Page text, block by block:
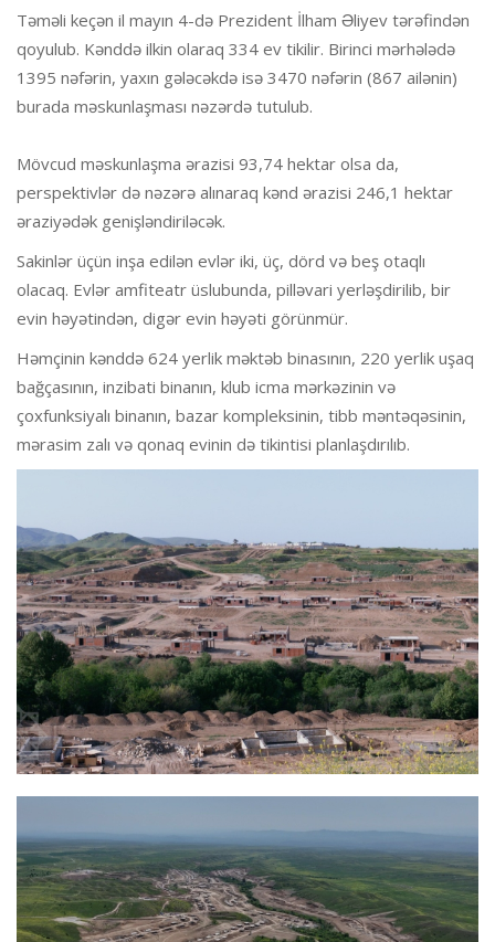
Təməli keçən il mayın 4-də Prezident İlham Əliyev tərəfindən
qoyulub. Kənddə ilkin olaraq 334 ev tikilir. Birinci mərhələdə
1395 nəfərin, yaxın gələcəkdə isə 3470 nəfərin (867 ailənin)
burada məskunlaşması nəzərdə tutulub.
Mövcud məskunlaşma ərazisi 93,74 hektar olsa da,
perspektivlər də nəzərə alınaraq kənd ərazisi 246,1 hektar
əraziyədək genişləndiriləcək.
Sakinlər üçün inşa edilən evlər iki, üç, dörd və beş otaqlı
olacaq. Evlər amfiteatr üslubunda, pilləvari yerləşdirilib, bir
evin həyətindən, digər evin həyəti görünmür.
Həmçinin kənddə 624 yerlik məktəb binasının, 220 yerlik uşaq
bağçasının, inzibati binanın, klub icma mərkəzinin və
çoxfunksiyalı binanın, bazar kompleksinin, tibb məntəqəsinin,
mərasim zalı və qonaq evinin də tikintisi planlaşdırılıb.